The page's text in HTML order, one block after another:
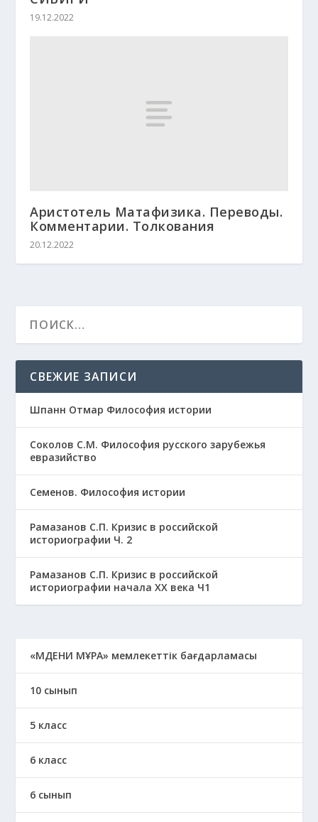
19.12.2022
Аристотель Матафизика. Переводы.
Комментарии. Толкования
20.12.2022
СВЕЖИЕ ЗАПИСИ
Шпанн Отмар Философия истории
Соколов С.М. Философия русского зарубежья
евразийство
Семенов. Философия истории
Рамазанов С.П. Кризис в российской
историографии Ч. 2
Рамазанов С.П. Кризис в российской
историографии начала ХХ века Ч1
«МӘДЕНИ МҰРА» мемлекеттік бағдарламасы
10 сынып
5 класс
6 класс
6 сынып